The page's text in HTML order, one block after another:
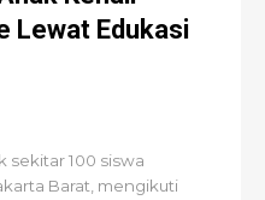
Lewat Edukasi
sekitar 100 siswa
Barat, mengikuti